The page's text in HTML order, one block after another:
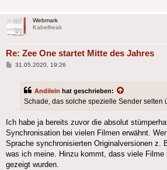
Webmark
Kabelfreak
Re: Zee One startet Mitte des Jahres
Beitrag
31.05.2020, 19:26
Andilein hat geschrieben:
Schade, das solche spezielle Sender selten
Ich habe ja bereits zuvor die absolut
Synchronisation bei vielen Filmen erwähnt.
Sprache synchronisierten Originalversionen z.
was ich meine. Hinzu kommt, dass viele Filme
gezeigt wurden.